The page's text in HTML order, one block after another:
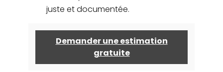
juste et documentée.
Demander une estimation
gratuite